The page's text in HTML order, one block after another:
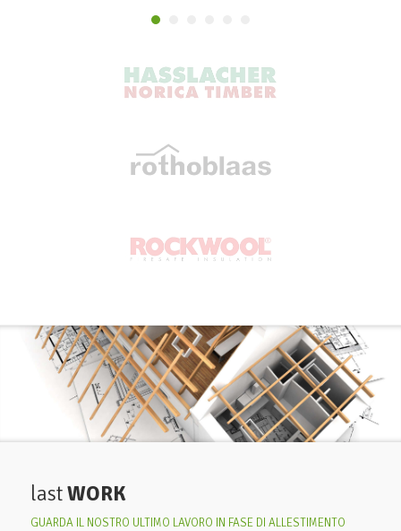
lastWORK
GUARDA IL NOSTRO ULTIMO LAVORO IN FASE DI ALLESTIMENTO